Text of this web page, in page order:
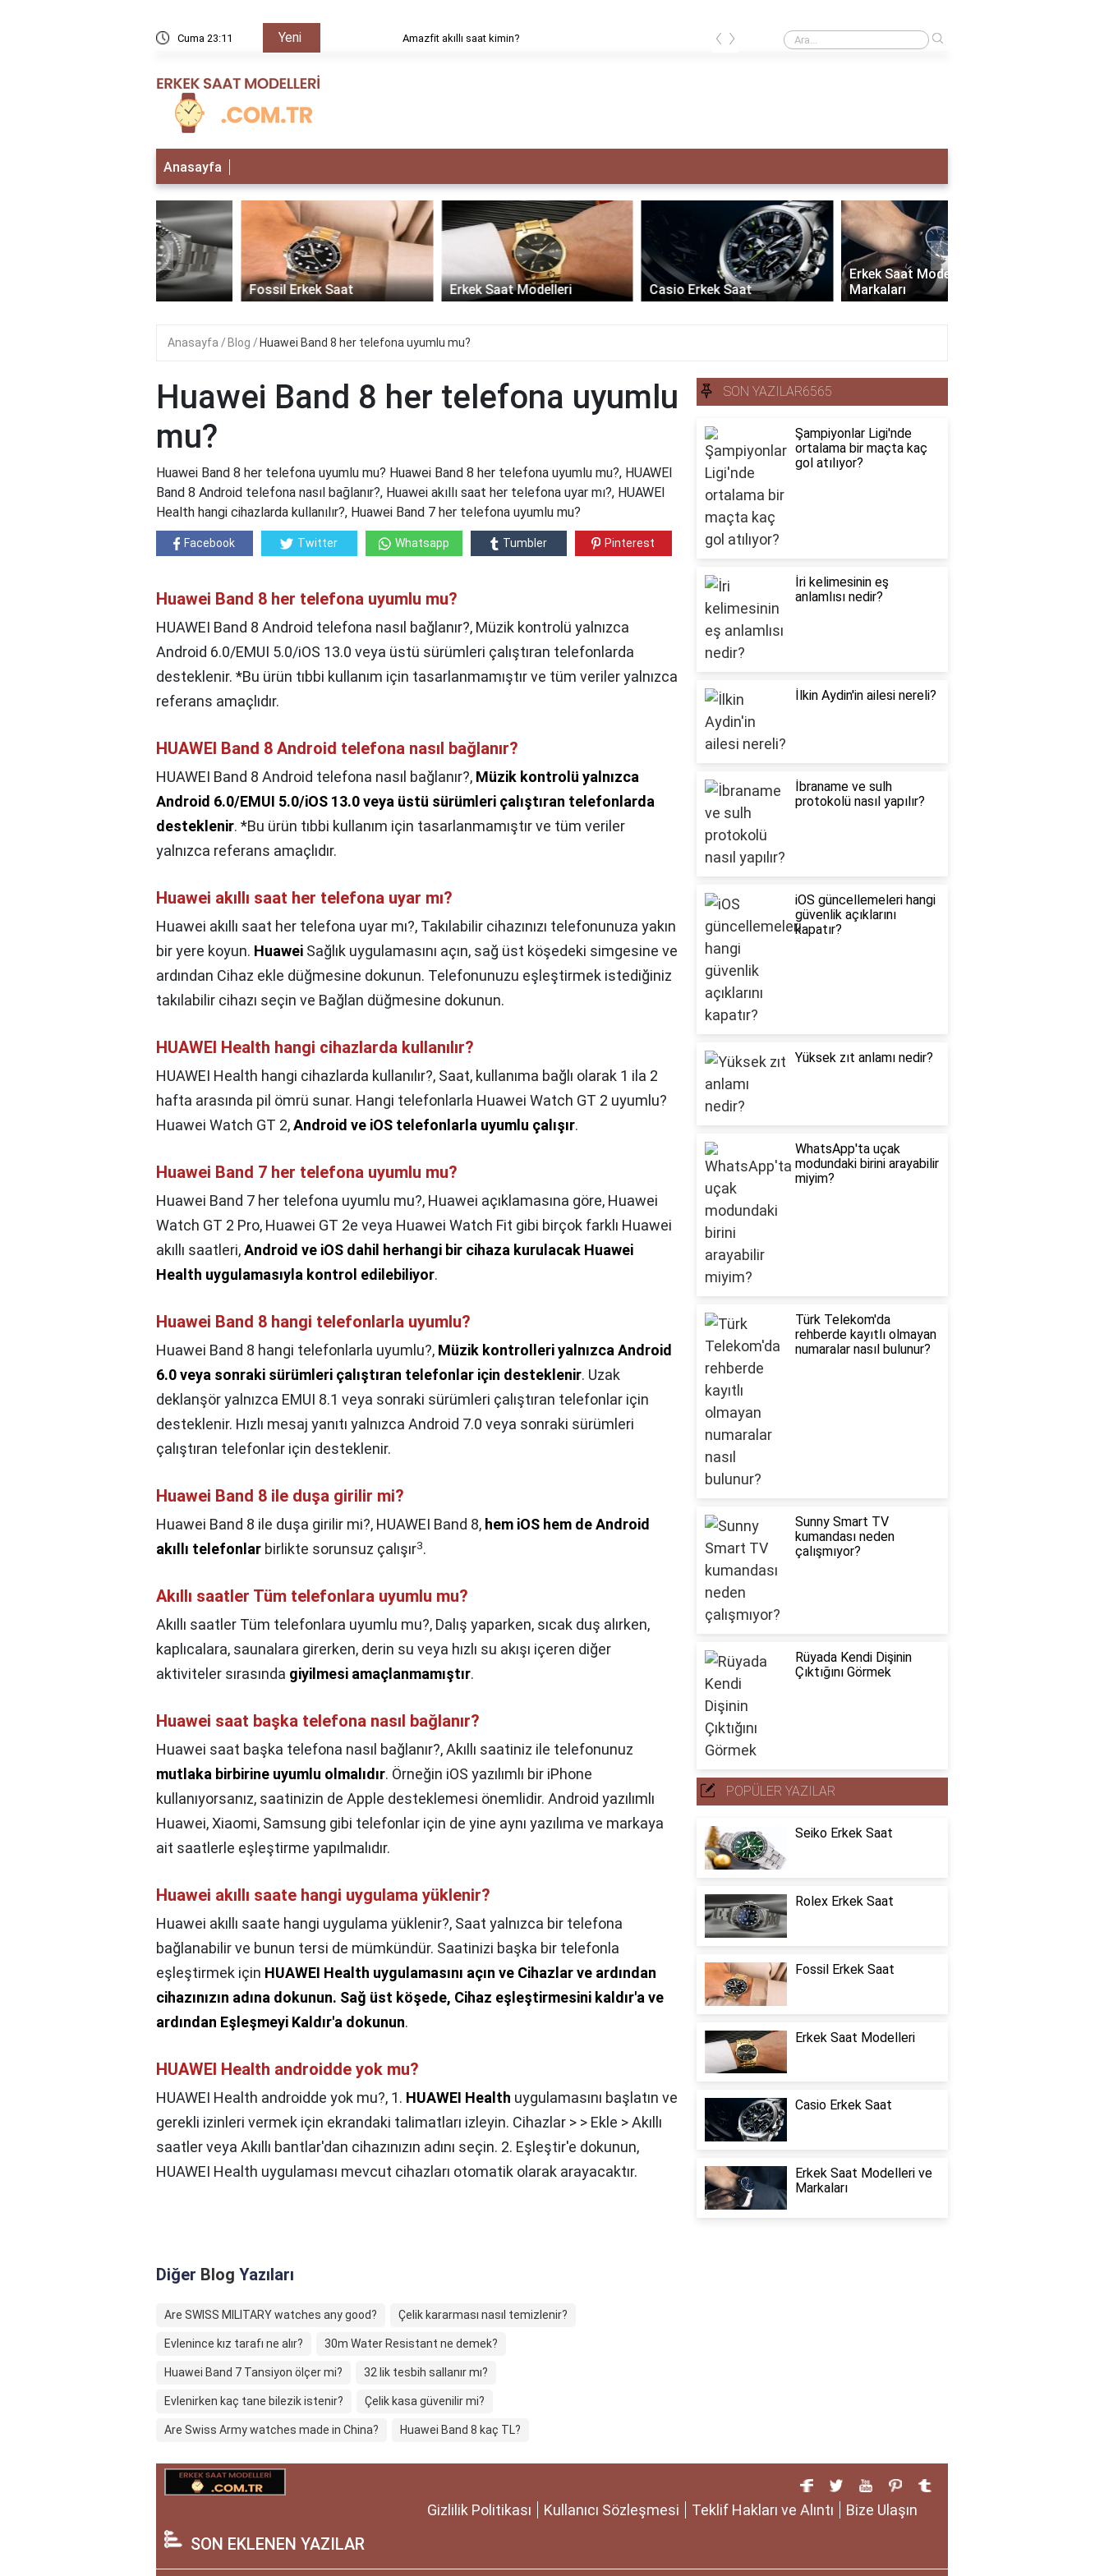
Cuma 23:11 Yeni Amazfit akıllı saat kimin? Creative taş ne demek?
‹ ›
Anasayfa
Fossil Erkek Saat Erkek Saat Modelleri Casio Erkek Saat
Erkek Saat Modelleri ve
Markaları
‹ ›
Anasayfa Blog Huawei Band 8 her telefona uyumlu mu?
Huawei Band 8 her telefona uyumlu
mu?
Huawei Band 8 her telefona uyumlu mu? Huawei Band 8 her telefona uyumlu mu?, HUAWEI
Band 8 Android telefona nasıl bağlanır?, Huawei akıllı saat her telefona uyar mı?, HUAWEI
Health hangi cihazlarda kullanılır?, Huawei Band 7 her telefona uyumlu mu?
Facebook Twitter Whatsapp Tumbler Pinterest
Huawei Band 8 her telefona uyumlu mu?
HUAWEI Band 8 Android telefona nasıl bağlanır?, Müzik kontrolü yalnızca
Android 6.0/EMUI 5.0/iOS 13.0 veya üstü sürümleri çalıştıran telefonlarda
desteklenir. *Bu ürün tıbbi kullanım için tasarlanmamıştır ve tüm veriler yalnızca
referans amaçlıdır.
HUAWEI Band 8 Android telefona nasıl bağlanır?
HUAWEI Band 8 Android telefona nasıl bağlanır?, Müzik kontrolü yalnızca
Android 6.0/EMUI 5.0/iOS 13.0 veya üstü sürümleri çalıştıran telefonlarda
desteklenir. *Bu ürün tıbbi kullanım için tasarlanmamıştır ve tüm veriler
yalnızca referans amaçlıdır.
Huawei akıllı saat her telefona uyar mı?
Huawei akıllı saat her telefona uyar mı?, Takılabilir cihazınızı telefonunuza yakın
bir yere koyun. Huawei Sağlık uygulamasını açın, sağ üst köşedeki simgesine ve
ardından Cihaz ekle düğmesine dokunun. Telefonunuzu eşleştirmek istediğiniz
takılabilir cihazı seçin ve Bağlan düğmesine dokunun.
HUAWEI Health hangi cihazlarda kullanılır?
HUAWEI Health hangi cihazlarda kullanılır?, Saat, kullanıma bağlı olarak 1 ila 2
hafta arasında pil ömrü sunar. Hangi telefonlarla Huawei Watch GT 2 uyumlu?
Huawei Watch GT 2,Android ve iOS telefonlarla uyumlu çalışır.
Huawei Band 7 her telefona uyumlu mu?
Huawei Band 7 her telefona uyumlu mu?, Huawei açıklamasına göre, Huawei
Watch GT 2 Pro, Huawei GT 2e veya Huawei Watch Fit gibi birçok farklı Huawei
akıllı saatleri,Android ve iOS dahil herhangi bir cihaza kurulacak Huawei
Health uygulamasıyla kontrol edilebiliyor.
Huawei Band 8 hangi telefonlarla uyumlu?
Huawei Band 8 hangi telefonlarla uyumlu?, Müzik kontrolleri yalnızca Android
6.0 veya sonraki sürümleri çalıştıran telefonlar için desteklenir. Uzak
deklanşör yalnızca EMUI 8.1 veya sonraki sürümleri çalıştıran telefonlar için
desteklenir. Hızlı mesaj yanıtı yalnızca Android 7.0 veya sonraki sürümleri
çalıştıran telefonlar için desteklenir.
Huawei Band 8 ile duşa girilir mi?
Huawei Band 8 ile duşa girilir mi?, HUAWEI Band 8, hem iOS hem de Android
akıllı telefonlar birlikte sorunsuz çalışır3.
Akıllı saatler Tüm telefonlara uyumlu mu?
Akıllı saatler Tüm telefonlara uyumlu mu?, Dalış yaparken, sıcak duş alırken,
kaplıcalara, saunalara girerken, derin su veya hızlı su akışı içeren diğer
aktiviteler sırasında giyilmesi amaçlanmamıştır.
Huawei saat başka telefona nasıl bağlanır?
Huawei saat başka telefona nasıl bağlanır?,Akıllı saatiniz ile telefonunuz
mutlaka birbirine uyumlu olmalıdır. Örneğin iOS yazılımlı bir iPhone
kullanıyorsanız, saatinizin de Apple desteklemesi önemlidir. Android yazılımlı
Huawei, Xiaomi, Samsung gibi telefonlar için de yine aynı yazılıma ve markaya
ait saatlerle eşleştirme yapılmalıdır.
Huawei akıllı saate hangi uygulama yüklenir?
Huawei akıllı saate hangi uygulama yüklenir?, Saat yalnızca bir telefona
bağlanabilir ve bunun tersi de mümkündür. Saatinizi başka bir telefonla
eşleştirmek için HUAWEI Health uygulamasını açın ve Cihazlar ve ardından
cihazınızın adına dokunun. Sağ üst köşede, Cihaz eşleştirmesini kaldır'a ve
ardından Eşleşmeyi Kaldır'a dokunun.
HUAWEI Health androidde yok mu?
HUAWEI Health androidde yok mu?, 1. HUAWEI Health uygulamasını başlatın ve
gerekli izinleri vermek için ekrandaki talimatları izleyin. Cihazlar > > Ekle > Akıllı
saatler veya Akıllı bantlar'dan cihazınızın adını seçin. 2. Eşleştir'e dokunun,
HUAWEI Health uygulaması mevcut cihazları otomatik olarak arayacaktır.
Diğer Blog Yazıları
Are SWISS MILITARY watches any good? Çelik kararması nasıl temizlenir?
Evlenince kız tarafı ne alır? 30m Water Resistant ne demek?
Huawei Band 7 Tansiyon ölçer mi? 32 lik tesbih sallanır mı?
Evlenirken kaç tane bilezik istenir? Çelik kasa güvenilir mi?
Are Swiss Army watches made in China? Huawei Band 8 kaç TL?
SON YAZILAR6565
Şampiyonlar Ligi'nde
ortalama bir maçta kaç
gol atılıyor?
İri kelimesinin eş
anlamlısı nedir?
İlkin Aydin'in ailesi nereli?
İbraname ve sulh
protokolü nasıl yapılır?
iOS güncellemeleri hangi
güvenlik açıklarını
kapatır?
Yüksek zıt anlamı nedir?
WhatsApp'ta uçak
modundaki birini arayabilir
miyim?
Türk Telekom'da
rehberde kayıtlı olmayan
numaralar nasıl bulunur?
Sunny Smart TV
kumandası neden
çalışmıyor?
Rüyada Kendi Dişinin
Çıktığını Görmek
POPÜLER YAZILAR
Seiko Erkek Saat
Rolex Erkek Saat
Fossil Erkek Saat
Erkek Saat Modelleri
Casio Erkek Saat
Erkek Saat Modelleri ve
Markaları
Gizlilik Politikası Kullanıcı Sözleşmesi Teklif Hakları ve Alıntı Bize Ulaşın
SON EKLENEN YAZILAR